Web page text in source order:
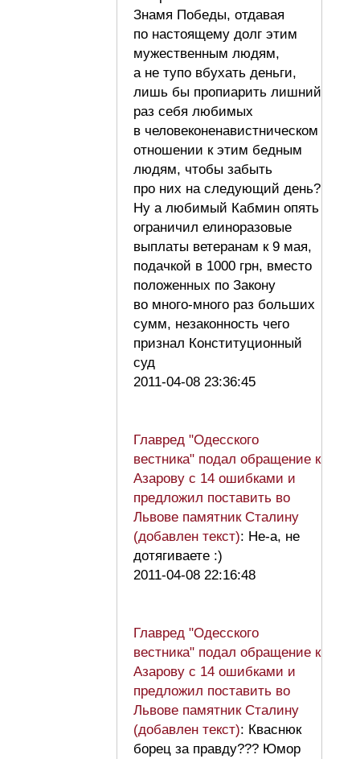
Знамя Победы, отдавая
по настоящему долг этим
мужественным людям,
а не тупо вбухать деньги,
лишь бы пропиарить лишний
раз себя любимых
в человеконенавистническом
отношении к этим бедным
людям, чтобы забыть
про них на следующий день?
Ну а любимый Кабмин опять
ограничил елиноразовые
выплаты ветеранам к 9 мая,
подачкой в 1000 грн, вместо
положенных по Закону
во много-много раз больших
сумм, незаконность чего
признал Конституционный
суд
2011-04-08 23:36:45
Главред "Одесского
вестника" подал обращение к
Азарову с 14 ошибками и
предложил поставить во
Львове памятник Сталину
(добавлен текст): Не-а, не
дотягиваете :)
2011-04-08 22:16:48
Главред "Одесского
вестника" подал обращение к
Азарову с 14 ошибками и
предложил поставить во
Львове памятник Сталину
(добавлен текст): Кваснюк
борец за правду??? Юмор